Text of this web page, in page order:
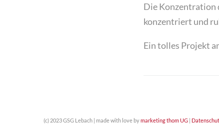
Die Konzentration
konzentriert und
Ein tolles Projekt
(c) 2023 GSG Lebach | made with love bymarketing thom UG |